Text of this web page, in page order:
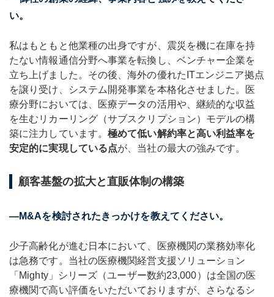
い。
私はもともと他業種の出身ですが、震災を機に在庫を持
たない情報通信分野へ事業を転換し、ベンチャー企業を
立ち上げました。その後、海外の優れたITエンジニア拠点
を譲り受け、システム開発事業を本格化させました。医
療分野においては、医療データの活用や、継続的な収益
を生むリカーリング（サブスクリプション）モデルの構
築に注力しています。 極めて低い解約率と高い利益率を
安定的に実現している点が、当社の最大の強みです。
顧客基盤の拡大と直販体制の構築
―M&Aを検討されたきっかけを教えてください。
少子高齢化が進む日本において、医療機関の業務効率化
は急務です。当社の医療機関経営支援ソリューション
「Mighty」シリーズ（ユーザー数約23,000）は全国の医
療機関で高い評価をいただいておりますが、さらなるシ